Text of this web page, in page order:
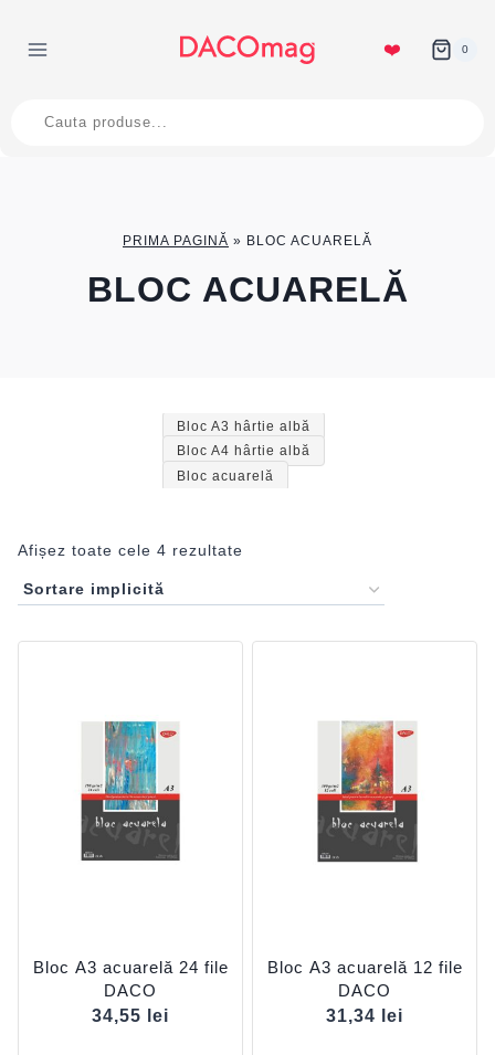
content
❤️ 0
search
PRIMA PAGINĂ » BLOC ACUARELĂ
BLOC ACUARELĂ
Afișez toate cele 4 rezultate
Bloc A3 acuarelă 24 file
DACO
34,55
lei
Bloc A3 acuarelă 12 file
DACO
31,34
lei
Bloc A3 hârtie albă
Bloc A4 hârtie albă
Bloc acuarelă